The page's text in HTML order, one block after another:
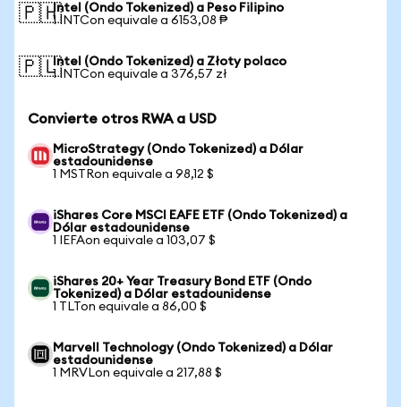
🇵🇭Intel (Ondo Tokenized) a Peso Filipino
1 INTCon equivale a 6153,08 ₱
🇵🇱Intel (Ondo Tokenized) a Złoty polaco
1 INTCon equivale a 376,57 zł
Convierte otros RWA a USD
MicroStrategy (Ondo Tokenized) a Dólar
estadounidense
1 MSTRon equivale a 98,12 $
iShares Core MSCI EAFE ETF (Ondo Tokenized) a
Dólar estadounidense
1 IEFAon equivale a 103,07 $
iShares 20+ Year Treasury Bond ETF (Ondo
Tokenized) a Dólar estadounidense
1 TLTon equivale a 86,00 $
Marvell Technology (Ondo Tokenized) a Dólar
estadounidense
1 MRVLon equivale a 217,88 $